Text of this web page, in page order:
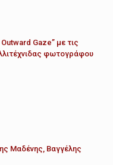
Gaze” με τις
φωτογράφου
Μαδένης, Βαγγέλης